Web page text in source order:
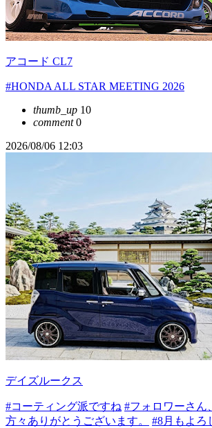
アコード CL7
#HONDA ALL STAR MEETING 2026
thumb_up 10
comment0
2026/08/06 12:03
デイズルークス
#コーティング派ですね #フォロワーさん
方々ありがとうございます。
#8月もよろ